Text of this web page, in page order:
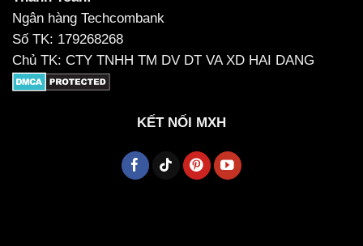
Ngân hàng Techcombank
Số TK: 179268268
Chủ TK: CTY TNHH TM DV DT VA XD HAI DANG
KẾT NỐI MXH